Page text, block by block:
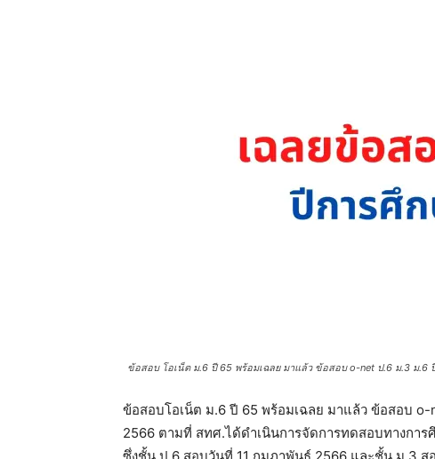
ข้อสอบ โอเน็ต ม.6 ปี 65 พร้อมเฉลย มาแล้ว ข้อสอบ o-net ป.6 ม.3 ม.6
ข้อสอบโอเน็ต ม.6 ปี 65 พร้อมเฉลย มาแล้ว ข้อสอบ
2566 ตามที่ สทศ.ได้ดำเนินการจัดการทดสอบทางกา